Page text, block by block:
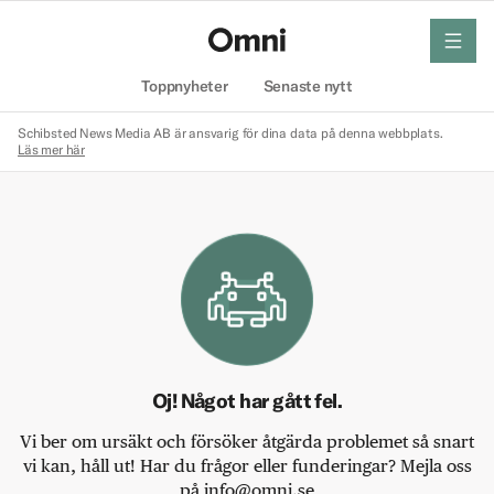
Toppnyheter Senaste nytt
meny
Schibsted News Media AB är ansvarig för dina data på denna webbplats.
Läs mer här
Oj! Något har gått fel.
Vi ber om ursäkt och försöker åtgärda problemet så snart
vi kan, håll ut! Har du frågor eller funderingar? Mejla oss